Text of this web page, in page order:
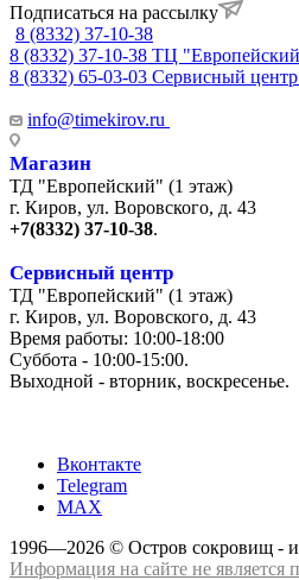
Подписаться на рассылку
8 (8332) 37-10-38
8 (8332) 37-10-38 ТЦ
8 (8332) 65-03-03 Сервисный
info@timekirov.ru
Магазин
ТД "Европейский" (1 этаж)
г. Киров, ул. Воровского, д. 43
+7(8332) 37-10-38.
Сервисный центр
ТД "Европейский" (1 этаж)
г. Киров, ул. Воровского, д. 43
Время работы: 10:00-18:00
Суббота - 10:00-15:00.
Выходной - вторник, воскресенье.
Вконтакте
Telegram
MAX
1996—2026 © Остров сокровищ -
Информация на сайте не является